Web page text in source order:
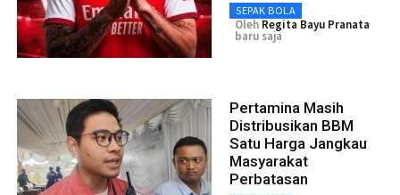
SEPAK BOLA
Oleh Regita Bayu Pranata
baru saja
Pertamina Masih
Distribusikan BBM
Satu Harga Jangkau
Masyarakat
Perbatasan